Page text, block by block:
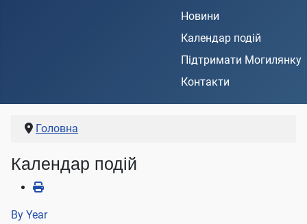
Новини
Календар подій
Підтримати Могилянку
Контакти
Головна
Календар подій
By Year